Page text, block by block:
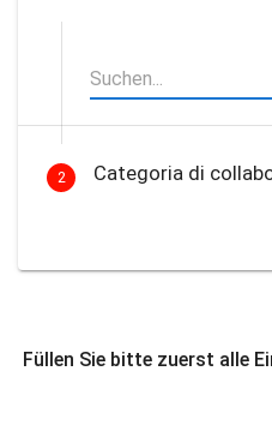
2 Categoria di
Füllen Sie bitte zuerst alle